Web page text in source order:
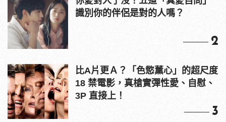
識別你的伴侶是對的人嗎？
2
比A片更Ａ？「色慾薰心」的超尺度
18 禁電影，真槍實彈性愛、自慰、
3P 直接上！
3